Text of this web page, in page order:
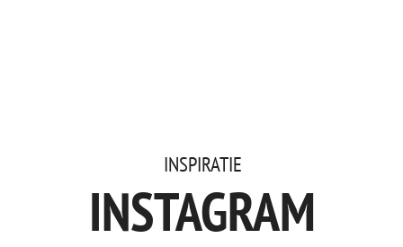
INSPIRATIE
INSTAGRAM